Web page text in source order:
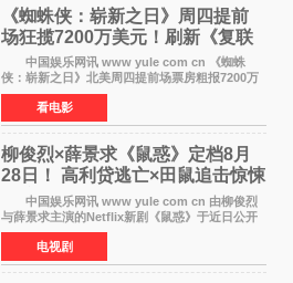
《蜘蛛侠：崭新之日》周四提前
场狂揽7200万美元！刷新《复联
4》保持影史纪录
中国娱乐网讯 www yule com cn 《蜘蛛
侠：崭新之日》北美周四提前场票房粗报7200万
美元，创下影史单片北美提前场票房新纪录——
此前该纪录由《复仇者联盟4：终局之战》的6000
万美元保持，本
看电影
柳俊烈×薛景求《鼠惑》定档8月
28日！ 高利贷逃亡×田鼠追击惊悚
来袭
中国娱乐网讯 www yule com cn 由柳俊烈
与薛景求主演的Netflix新剧《鼠惑》于近日公开
主海报，正式定档8月28日上线。 海报中，柳
俊烈与薛景求背对背站立，各自朝向相反方向，
幽暗的色调与
电视剧